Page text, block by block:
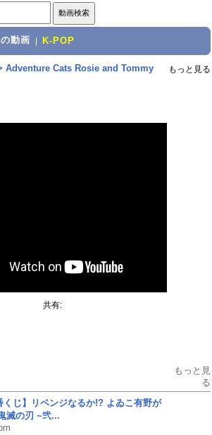
動画 K-POP
Adventure Cats Rosie and Tommy もっと見る
共有:
もっと見
る
くじ】リベンジなるか!? よゐこ有野が
滅の刃 ~弐...